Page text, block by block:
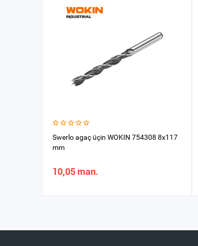
Swerlo agaç üçin WOKIN 754308 8x117
mm
10,05 man.